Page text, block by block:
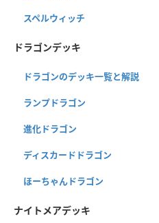
スペルウィッチ
ドラゴンデッキ
ドラゴンのデッキ一覧と解説
ランプドラゴン
進化ドラゴン
ディスカードドラゴン
ほーちゃんドラゴン
ナイトメアデッキ